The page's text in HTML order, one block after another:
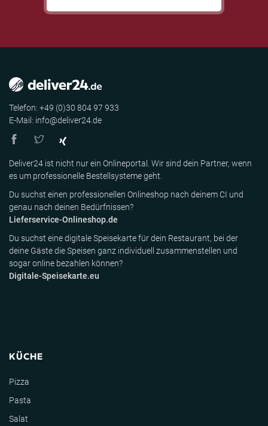
Telefon: +49 (0)30 804 97 933
E-Mail: info@deliver24.de
Deliver24 ist nicht nur ein Onlineportal. Wir sind dein Partner, wenn
es um professionelle Bestellsysteme geht.
Du suchst einen professionellen Onlineshop nach deinem CI und
genau nach deinen Bedürfnissen?
Lieferservice-Onlineshop.de
Du suchst eine digitale Speisekarte für dein Restaurant, bei der
deine Gäste die Speisen ganz individuell zusammenstellen und
sogar online bezahlen können?
Digitale-Speisekarte.eu
KÜCHE
Pizza
Pasta
Salat